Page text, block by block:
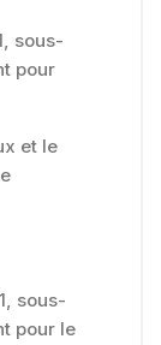
sous-
pour
et le
sous-
pour le